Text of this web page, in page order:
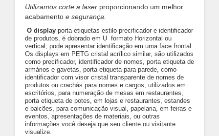
Utilizamos corte a laser proporcionando um melhor
acabamento e segurança.
O display porta etiquetas estilo precificador e identificador
de produtos, é dobrado em U formato Horizontal ou
vertical, pode apresentar identificação em uma face frontal.
Os displays em PETG cristal acrílico similar, são utilizados
como precificador, identificador de nomes, porta etiqueta de
armários e gavetas, porta etiqueta para parede, como
identificador com visor cristal transparente de nomes de
produtos ou crachás para nomes e cargos, utilizados em
escritórios, para numeração de mesas em restaurantes,
porta etiqueta de potes, em lojas e restaurantes, estandes
e balcões, para comunicação visual, papelaria, em feiras e
eventos, apresentações de materiais, ou outras
informações você deseja que seu cliente ou visitante
visualize.